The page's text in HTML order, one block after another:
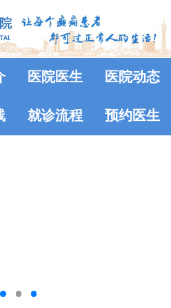
医院医生 医院动态
就诊流程 预约医生